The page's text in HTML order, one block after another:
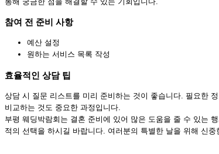
참여 전 준비 사항
예산 설정
원하는 서비스 목록 작성
효율적인 상담 팁
상담 시 질문 리스트를 미리 준비하는 것이 좋습니다. 필요한
비교하는 것도 중요한 과정입니다.
부평 웨딩박람회는 결혼 준비에 있어 많은 도움을 줄 수 있는
적의 선택을 하시길 바랍니다. 여러분의 특별한 날을 위해 신중